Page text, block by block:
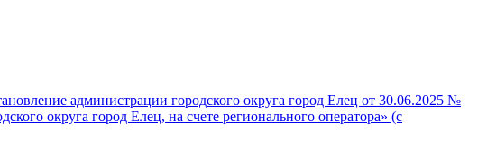
администрации городского округа город Елец от 30.06.2025 №
округа город Елец, на счете регионального оператора» (с